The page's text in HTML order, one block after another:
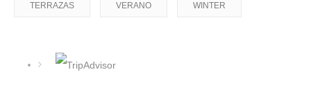
TERRAZAS VERANO WINTER